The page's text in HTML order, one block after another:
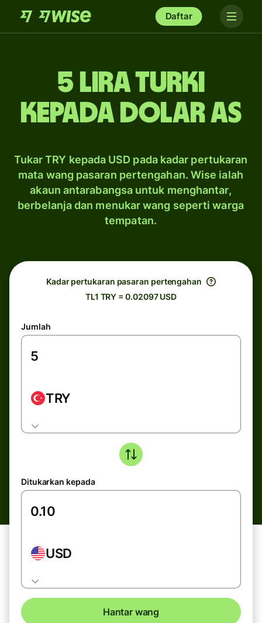
Daftar
5 lira Turki
kepada dolar AS
Tukar TRY kepada USD pada kadar pertukaran
mata wang pasaran pertengahan. Wise ialah
akaun antarabangsa untuk menghantar,
berbelanja dan menukar wang seperti warga
tempatan.
Kadar pertukaran pasaran pertengahan
TL1 TRY = 0.02097 USD
Jumlah
TRY
Ditukarkan kepada
USD
Hantar wang